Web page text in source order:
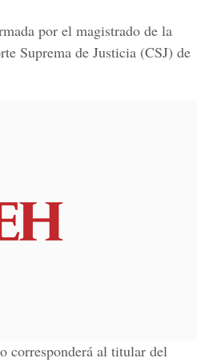
por el magistrado de la
Suprema de Justicia (CSJ) de
corresponderá al titular del